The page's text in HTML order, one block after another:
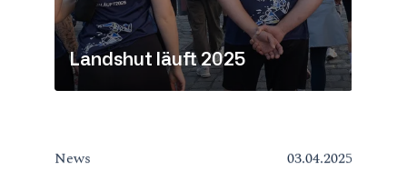
Landshut läuft 2025
News 03.04.2025